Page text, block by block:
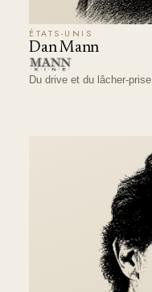
ÉTATS-UNIS
Dan Mann
Du drive et du lâcher-prise.